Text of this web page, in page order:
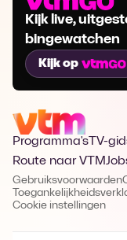
Kijk live,
bingewatchen
Kijk op
Programma's TV-
Route naar VTM
Gebruiksvoorwaarden
Cookie instellingen